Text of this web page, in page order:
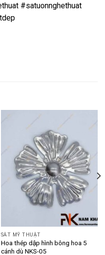
#satuonnghethuat
SẮT MỸ THUẬT
Hoa thép dập hình bông hoa 5
cánh dù NKS-05